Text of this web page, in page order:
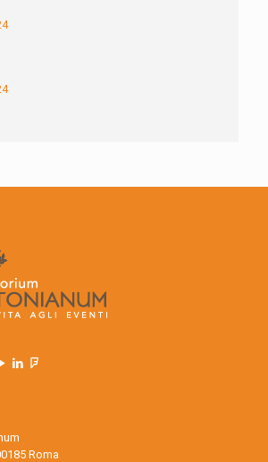
Roma